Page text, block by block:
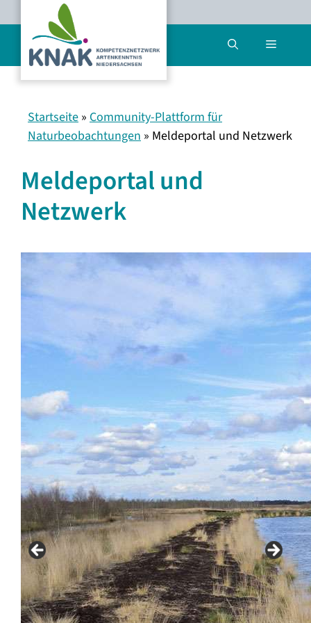
Inhalt
springen
Menü
Startseite » Community-Plattform für
Naturbeobachtungen » Meldeportal und Netzwerk
Meldeportal und
Netzwerk